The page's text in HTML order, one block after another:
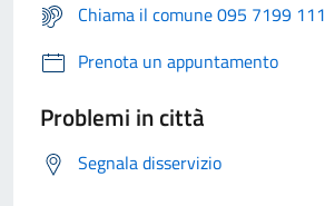
Chiama il comune 095 7199 111
Prenota un appuntamento
Problemi in città
Segnala disservizio